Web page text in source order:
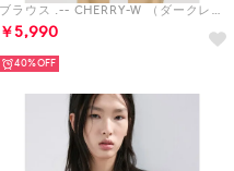
ブラウス .-- CHERRY-W （ダークレッド）
￥5,990
40%